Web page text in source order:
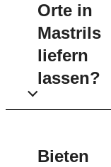
Orte in
Mastrils
liefern
lassen?
Bieten